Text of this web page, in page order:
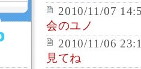
2010/11/07
会のユノ
2010/11/06
見てね